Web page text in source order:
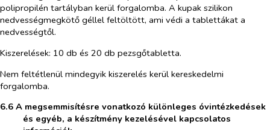
polipropilén tartályban kerül forgalomba. A kupak szilikon
nedvességmegkötő géllel feltöltött, ami védi a tablettákat a
nedvességtől.
Kiszerelések: 10 db és 20 db pezsgőtabletta.
Nem feltétlenül mindegyik kiszerelés kerül kereskedelmi
forgalomba.
6.6 A megsemmisítésre vonatkozó különleges óvintézkedések
és egyéb, a készítmény kezelésével kapcsolatos